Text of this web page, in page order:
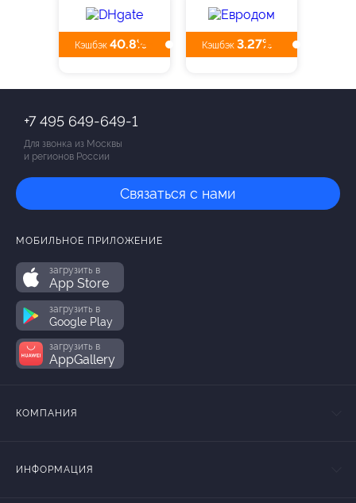
Кэшбэк 40.8% Кэшбэк 3.27%
+7 495 649-649-1
Для звонка из Москвы
и регионов России
Связаться с нами
МОБИЛЬНОЕ ПРИЛОЖЕНИЕ
загрузить в
App Store
загрузить в
Google Play
загрузить в
AppGallery
КОМПАНИЯ
ИНФОРМАЦИЯ